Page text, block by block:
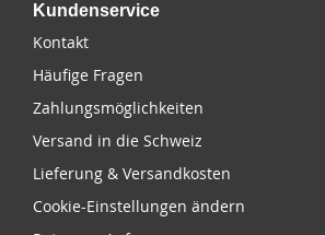
Kundenservice
Kontakt
Häufige Fragen
Zahlungsmöglichkeiten
Versand in die Schweiz
Lieferung & Versandkosten
Cookie-Einstellungen ändern